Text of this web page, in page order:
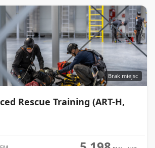
Brak miejsc
Rescue Training (ART-H,